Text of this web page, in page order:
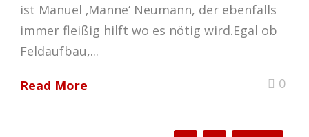
ist Manuel ‚Manne‘ Neumann, der ebenfalls
immer fleißig hilft wo es nötig wird.Egal ob
Feldaufbau,...
Read More 0